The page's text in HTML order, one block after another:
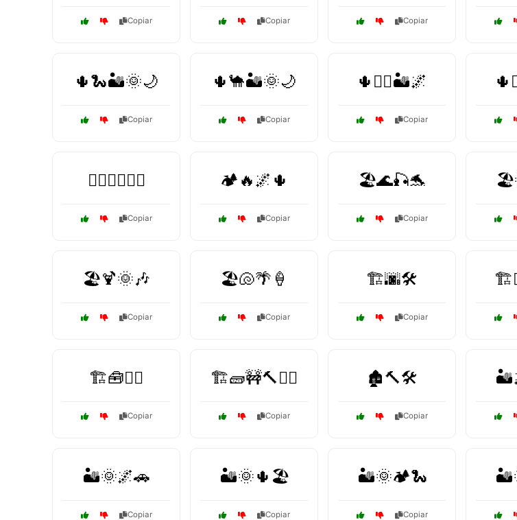
Copiar Copiar Copiar
🌵🐍🏜️🌞🌙
Copiar
🌵🐪🏜️🌞🌙
Copiar
🌵🚶‍♀️🏜️🌌
Copiar
🏊‍♂️🏊‍♀️🌊🐠
Copiar
🏕️🔥🌌🌵
Copiar
🏖️🌊🎣🐬
Copiar
🏖️🍹🌞🎶
Copiar
🏖️🐚🌴🍦
Copiar
🏗️🌆🛠️
Copiar
🏗️🧰👷‍♀️
Copiar
🏗️🧱🚧🔨👷‍♂️
Copiar
🏚️🔨🛠️
Copiar
🏜️🌞🌌🚗
Copiar
🏜️🌞🌵🏖️
Copiar
🏜️🌞🏕️🐍
Copiar